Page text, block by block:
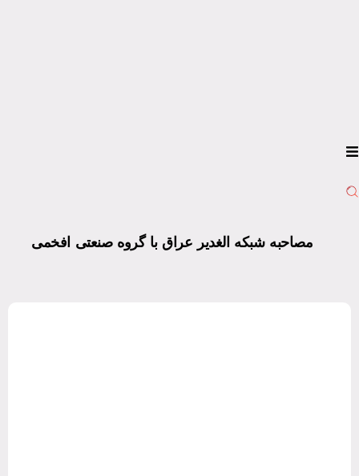
مصاحبه شبکه الغدیر عراق با گروه صنعتی افخمی